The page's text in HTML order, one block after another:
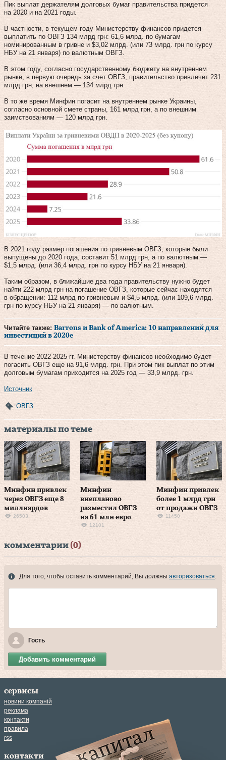
Пик выплат держателям долговых бумаг правительства придется
на 2020 и на 2021 годы.
В частности, в текущем году Министерству финансов придется
выплатить по ОВГЗ 134 млрд грн: 61,6 млрд. по бумагам
номинированным в гривне и $3,02 млрд. (или 73 млрд. грн по курсу
НБУ на 21 января) по валютным ОВГЗ.
В этом году, согласно государственному бюджету на внутреннем
рынке, в первую очередь за счет ОВГЗ, правительство привлечет 231
млрд грн, на внешнем — 134 млрд грн.
В то же время Минфин погасит на внутреннем рынке Украины,
согласно основной смете страны, 161 млрд грн, а по внешним
заимствованиям — 120 млрд грн.
В 2021 году размер погашения по гривневым ОВГЗ, которые были
выпущены до 2020 года, составит 51 млрд грн, а по валютным —
$1,5 млрд. (или 36,4 млрд. грн по курсу НБУ на 21 января).
Таким образом, в ближайшие два года правительству нужно будет
найти 222 млрд грн на погашение ОВГЗ, которые сейчас находятся
в обращении: 112 млрд по гривневым и $4,5 млрд. (или 109,6 млрд.
грн по курсу НБУ на 21 января) — по валютным.
Читайте также: Barrons и Bank of America: 10 направлений для
инвестиций в 2020е
В течение 2022-2025 гг. Министерству финансов необходимо будет
погасить ОВГЗ еще на 91,6 млрд. грн. При этом пик выплат по этим
долговым бумагам приходится на 2025 год — 33,9 млрд. грн.
Источник
ОВГЗ
материалы по теме
Минфин привлек
через ОВГЗ еще 8
миллиардов
26503
Минфин
внепланово
разместил ОВГЗ
на 61 млн евро
12101
Минфин привлек
более 1 млрд грн
от продажи ОВГЗ
11450
комментарии (0)
Для того, чтобы оставить комментарий, Вы должны авторизоваться
Гость
Добавить комментарий
сервисы
новини компаній
реклама
контакти
правила
rss
контакти